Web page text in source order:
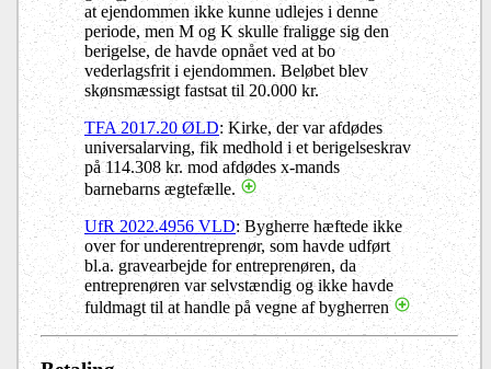
at ejendommen ikke kunne udlejes i denne
periode, men M og K skulle fraligge sig den
berigelse, de havde opnået ved at bo
vederlagsfrit i ejendommen. Beløbet blev
skønsmæssigt fastsat til 20.000 kr.
TFA 2017.20 ØLD: Kirke, der var afdødes
universalarving, fik medhold i et berigelseskrav
på 114.308 kr. mod afdødes x-mands
barnebarns ægtefælle.
UfR 2022.4956 VLD: Bygherre hæftede ikke
over for underentreprenør, som havde udført
bl.a. gravearbejde for entreprenøren, da
entreprenøren var selvstændig og ikke havde
fuldmagt til at handle på vegne af bygherren